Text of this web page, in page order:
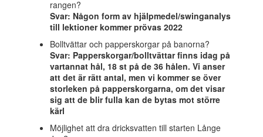
rangen?
Svar: Någon form av hjälpmedel/swinganalys
till lektioner kommer prövas 2022
Bolltvättar och papperskorgar på banorna?
Svar: Papperskorgar/bolltvättar finns idag på
vartannat hål, 18 st på de 36 hålen. Vi anser
att det är rätt antal, men vi kommer se över
storleken på papperskorgarna, om det visar
sig att de blir fulla kan de bytas mot större
kärl
Möjlighet att dra dricksvatten till starten Långe